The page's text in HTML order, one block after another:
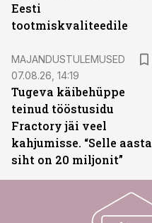
Eesti
tootmiskvaliteedile
MAJANDUSTULEMUSED
07.08.26, 14:19
Tugeva käibehüppe
teinud tööstusidu
Fractory jäi veel
kahjumisse. “Selle aasta
siht on 20 miljonit”